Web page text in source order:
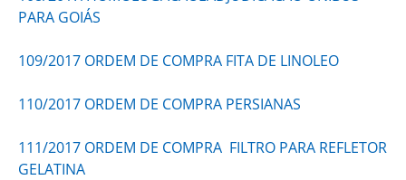
PARA GOIÁS
109/2017 ORDEM DE COMPRA FITA DE LINOLEO
110/2017 ORDEM DE COMPRA PERSIANAS
111/2017 ORDEM DE COMPRA FILTRO PARA REFLETOR
GELATINA